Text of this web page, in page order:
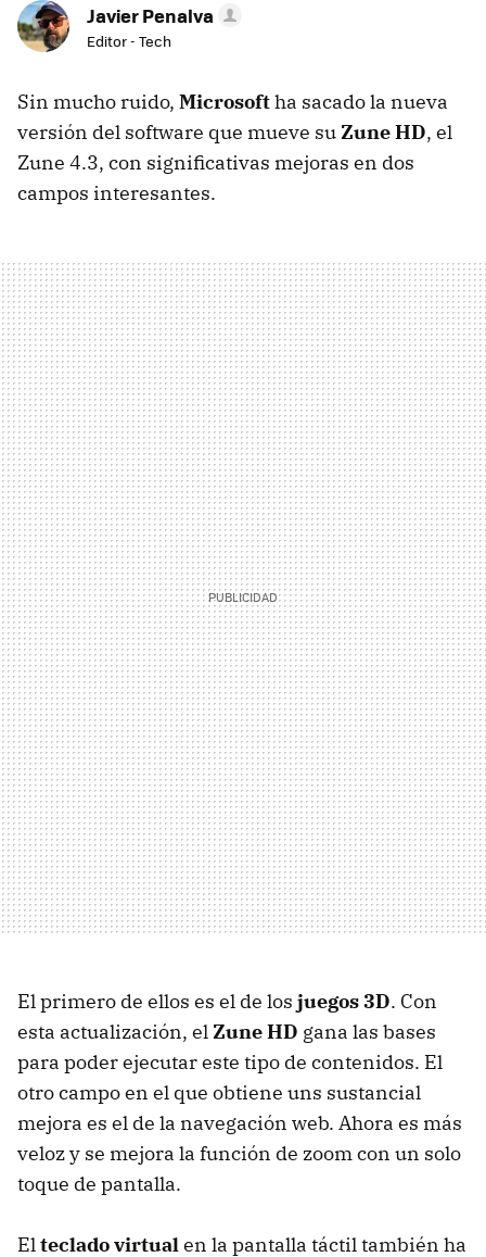
Javier Penalva
Editor - Tech
Sin mucho ruido, Microsoftha sacado la nueva
versión del software que mueve suZune HD, el
Zune 4.3, con significativas mejoras en dos
campos interesantes.
El primero de ellos es el de los juegos 3D. Con
esta actualización, elZune HD gana las bases
para poder ejecutar este tipo de contenidos. El
otro campo en el que obtiene uns sustancial
mejora es el de la navegación web. Ahora es más
veloz y se mejora la función de zoom con un solo
toque de pantalla.
Elteclado virtualen la pantalla táctil también ha